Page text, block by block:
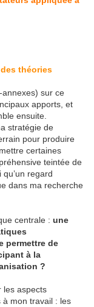
théories
sur ce
apports, et
ensuite.
stratégie de
pour produire
certaines
teintée de
regard
dans ma recherche
centrale : une
permettre de
à la
?
les aspects
à mon travail : les